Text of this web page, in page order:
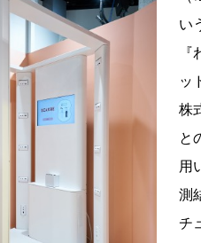
い
ッ
株
と
用
測
チ